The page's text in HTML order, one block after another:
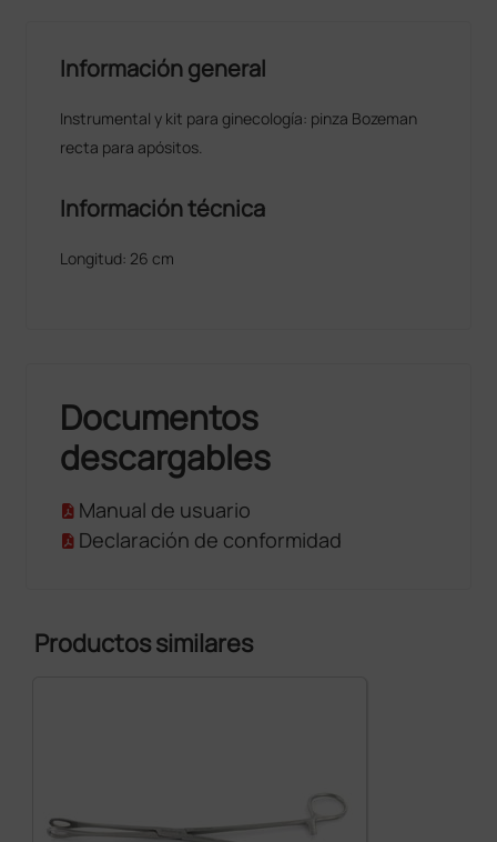
Información general
Instrumental y kit para ginecología: pinza Bozeman
recta para apósitos.
Información técnica
Longitud: 26 cm
Documentos
descargables
Manual de usuario
Declaración de conformidad
Productos similares